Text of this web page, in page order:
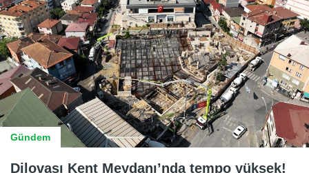
Gündem
Dilovası Kent Meydanı’nda tempo yüksek!